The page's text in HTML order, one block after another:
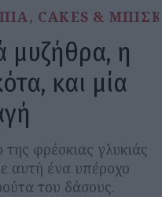
CAKES &
μυζήθρα, η
και μία
φρέσκιας γλυκιάς
αυτή ένα υπέροχο
του δάσους.